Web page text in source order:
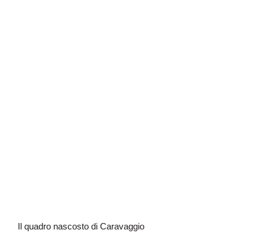
Il quadro nascosto di Caravaggio